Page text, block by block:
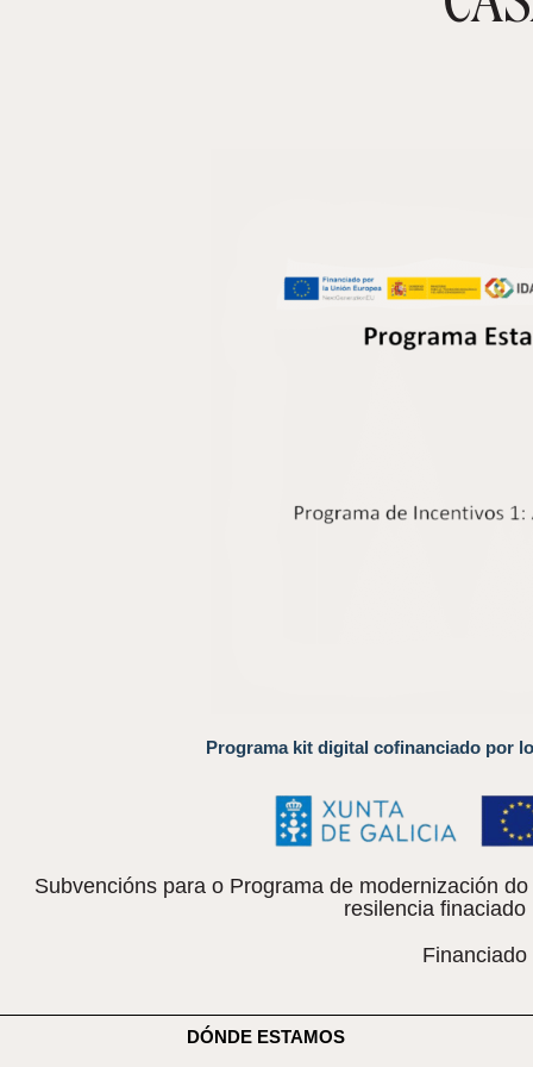
Programa kit digital cofinanciado por
Subvencións para o Programa de modernización
resilencia
DÓNDE ESTAMOS